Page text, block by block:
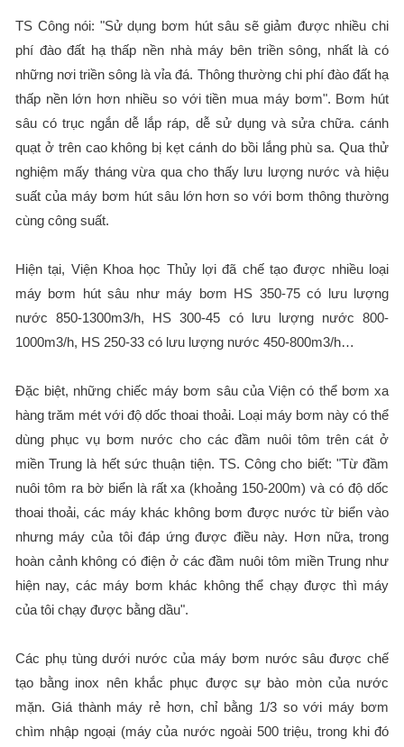
TS Công nói: "Sử dụng bơm hút sâu sẽ giảm được nhiều chi
phí đào đất hạ thấp nền nhà máy bên triền sông, nhất là có
những nơi triền sông là vỉa đá. Thông thường chi phí đào đất hạ
thấp nền lớn hơn nhiều so với tiền mua máy bơm". Bơm hút
sâu có trục ngắn dễ lắp ráp, dễ sử dụng và sửa chữa. cánh
quạt ở trên cao không bị kẹt cánh do bồi lắng phù sa. Qua thử
nghiệm mấy tháng vừa qua cho thấy lưu lượng nước và hiệu
suất của máy bơm hút sâu lớn hơn so với bơm thông thường
cùng công suất.
Hiện tại, Viện Khoa học Thủy lợi đã chế tạo được nhiều loại
máy bơm hút sâu như máy bơm HS 350-75 có lưu lượng
nước 850-1300m3/h, HS 300-45 có lưu lượng nước 800-
1000m3/h, HS 250-33 có lưu lượng nước 450-800m3/h…
Đặc biệt, những chiếc máy bơm sâu của Viện có thể bơm xa
hàng trăm mét với độ dốc thoai thoải. Loại máy bơm này có thể
dùng phục vụ bơm nước cho các đầm nuôi tôm trên cát ở
miền Trung là hết sức thuận tiện. TS. Công cho biết: "Từ đầm
nuôi tôm ra bờ biển là rất xa (khoảng 150-200m) và có độ dốc
thoai thoải, các máy khác không bơm được nước từ biển vào
nhưng máy của tôi đáp ứng được điều này. Hơn nữa, trong
hoàn cảnh không có điện ở các đầm nuôi tôm miền Trung như
hiện nay, các máy bơm khác không thể chạy được thì máy
của tôi chạy được bằng dầu".
Các phụ tùng dưới nước của máy bơm nước sâu được chế
tạo bằng inox nên khắc phục được sự bào mòn của nước
mặn. Giá thành máy rẻ hơn, chỉ bằng 1/3 so với máy bơm
chìm nhập ngoại (máy của nước ngoài 500 triệu, trong khi đó